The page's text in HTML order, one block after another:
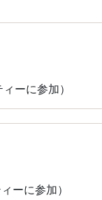
ーに参加）
ーに参加）